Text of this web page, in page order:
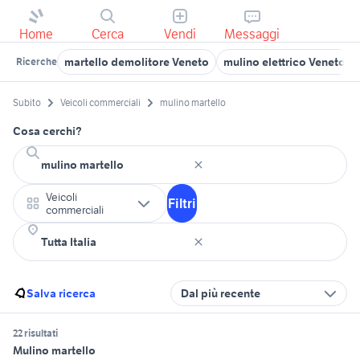
Home Cerca Vendi Messaggi
Ricerche martello demolitore Veneto mulino elettrico Veneto
Subito Veicoli commerciali mulino martello
Cosa cerchi?
Veicoli
commerciali
Filtri
Salva ricerca Dal più recente
22 risultati
Mulino martello